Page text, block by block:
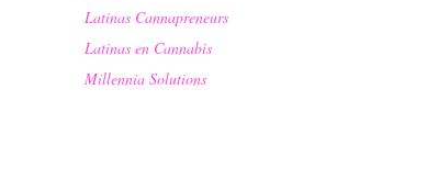
Latinas Cannapreneurs
Latinas en Cannabis
Millennia Solutions